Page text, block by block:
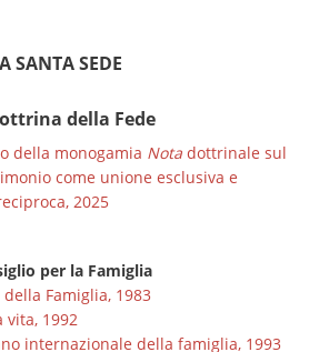
SANTA SEDE
della Fede
della monogamia Nota dottrinale sul
come unione esclusiva e
2025
per la Famiglia
Famiglia, 1983
vita, 1992
internazionale della famiglia, 1993